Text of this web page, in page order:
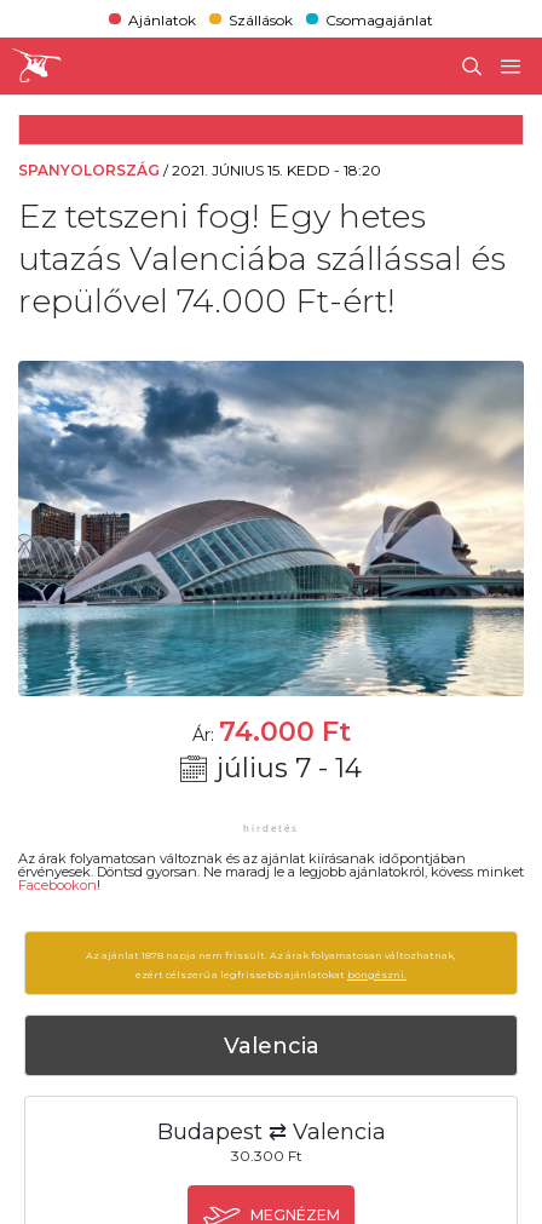
Ajánlatok Szállások Csomagajánlat
SPANYOLORSZÁG /2021. JÚNIUS 15. KEDD - 18:20
Ez tetszeni fog! Egy hetes
utazás Valenciába szállással és
repülővel 74.000 Ft-ért!
Ár: 74.000 Ft
július 7 - 14
Az árak folyamatosan változnak és az ajánlat kiírásanak időpontjában
érvényesek. Döntsd gyorsan. Ne maradj le a legjobb ajánlatokról, kövess minket
Facebookon!
Az ajánlat 1878 napja nem frissült. Az árak folyamatosan változhatnak,
ezért célszerű a legfrissebb ajánlatokat böngészni.
Valencia
Budapest ⇄ Valencia
30.300 Ft
MEGNÉZEM